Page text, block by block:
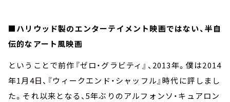
■ハリウッド製のエンターテイメント映画ではない、半自
伝的なアート風映画
ということで前作『ゼロ・グラビティ』、2013年。僕は2014
年1月4日、『ウィークエンド・シャッフル』時代に評しまし
た。それ以来となる、5年ぶりのアルフォンソ・キュアロン